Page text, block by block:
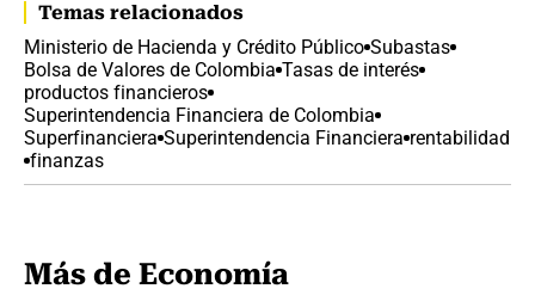
Temas relacionados
Ministerio de Hacienda y Crédito Público Subastas
Bolsa de Valores de Colombia Tasas de interés
productos financieros
Superintendencia Financiera de Colombia
Superfinanciera Superintendencia Financiera rentabilidad
finanzas
Más de Economía